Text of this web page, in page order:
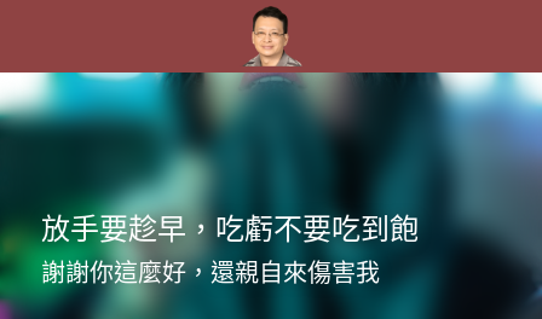
放手要趁早，吃虧不要吃到飽
謝謝你這麼好，還親自來傷害我